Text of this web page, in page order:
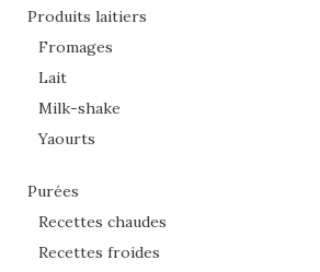
Produits laitiers
Fromages
Lait
Milk-shake
Yaourts
Purées
Recettes chaudes
Recettes froides